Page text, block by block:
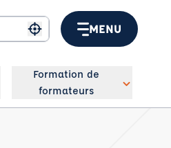
Me géolocaliser
MENU
Formation de
formateurs